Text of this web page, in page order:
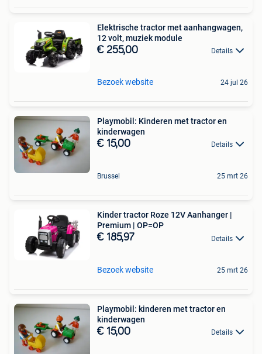
Elektrische tractor met aanhangwagen,
12 volt, muziek module
€ 255,00 Details
Bezoek website 24 jul 26
Playmobil: Kinderen met tractor en
kinderwagen
€ 15,00 Details
Brussel 25 mrt 26
Kinder tractor Roze 12V Aanhanger |
Premium | OP=OP
€ 185,97 Details
Bezoek website 25 mrt 26
Playmobil: kinderen met tractor en
kinderwagen
€ 15,00 Details